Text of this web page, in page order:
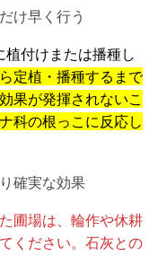
け早く行う
植付けまたは播種し
定植・播種するまで
果が発揮されないこ
科の根っこに反応し
確実な効果
場は、輪作や休耕
ください。石灰との